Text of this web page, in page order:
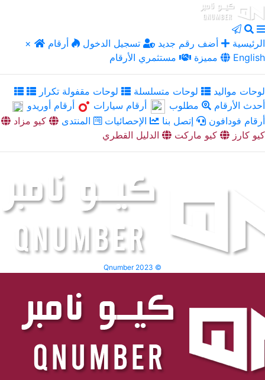
× الرئيسية أضف رقم جديد تسجيل الدخول
أرقام
مميزة
مستثمري الأرقام English
لوحات مواليد لوحات متسلسلة
لوحات مقفولة تكرار
أحدث الأرقام
مطلوب أرقام سيارات
أرقام أوريدو
أرقام فودافون
إتصل بنا الإحصائيات المنتدى
كيو مزاد
كيو كارز
كيو ماركت الدليل القطري
Qnumber 2023 ©